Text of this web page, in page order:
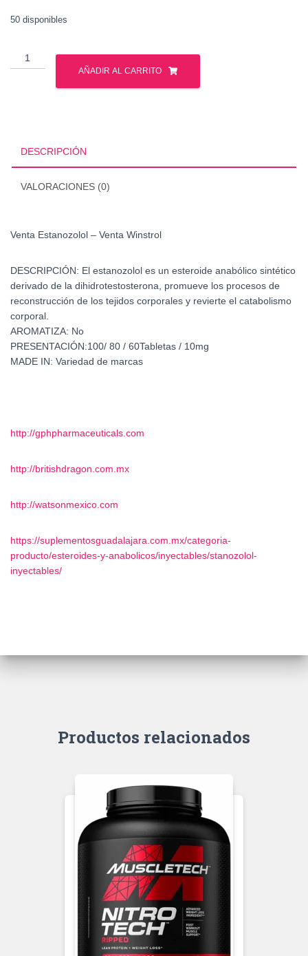
50 disponibles
Venta
Estanozolol
AÑADIR AL CARRITO
DESCRIPCIÓN
VALORACIONES (0)
Venta Estanozolol – Venta Winstrol
DESCRIPCIÓN: El estanozolol es un esteroide anabólico sintético
derivado de la dihidrotestosterona, promueve los procesos de
reconstrucción de los tejidos corporales y revierte el catabolismo
corporal.
AROMATIZA: No
PRESENTACIÓN:100/ 80 / 60Tabletas / 10mg
MADE IN: Variedad de marcas
http://gphpharmaceuticals.com
http://britishdragon.com.mx
http://watsonmexico.com
https://suplementosguadalajara.com.mx/categoria-
producto/esteroides-y-anabolicos/inyectables/stanozolol-
inyectables/
Productos relacionados